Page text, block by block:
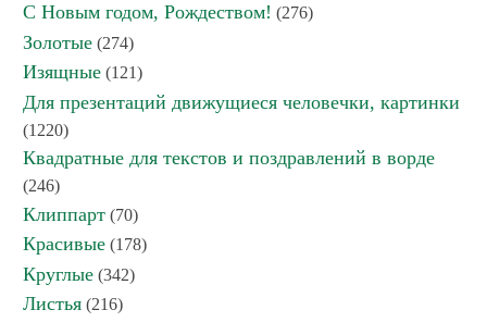
С Новым годом, Рождеством! (276)
Золотые (274)
Изящные (121)
Для презентаций движущиеся человечки, картинки
(1220)
Квадратные для текстов и поздравлений в ворде
(246)
Клиппарт (70)
Красивые (178)
Круглые (342)
Листья (216)